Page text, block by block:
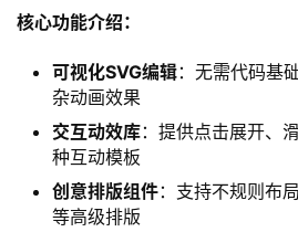
核心功能介绍：
可视化SVG编辑：无需代码基
杂动画效果
交互动效库：提供点击展开、
种互动模板
创意排版组件：支持不规则布
等高级排版